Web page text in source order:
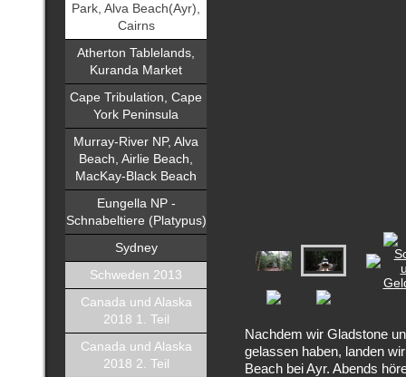
Park, Alva Beach(Ayr),
Cairns
Atherton Tablelands,
Kuranda Market
Cape Tribulation, Cape
York Peninsula
Murray-River NP, Alva
Beach, Airlie Beach,
MacKay-Black Beach
Eungella NP -
Schnabeltiere (Platypus)
Sydney
Schweden 2013
Canada und Alaska
2018 1. Teil
Canada und Alaska
2018 2. Teil
Nachdem wir Gladstone
gelassen haben, landen
Beach bei Ayr. Abends